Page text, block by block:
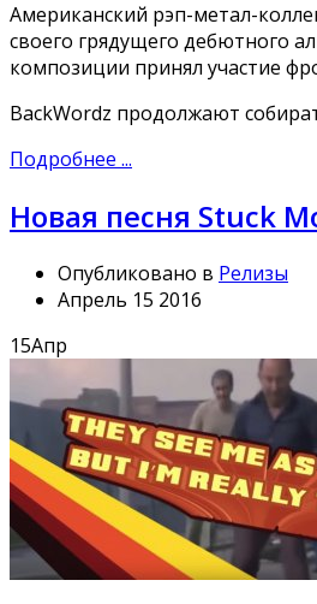
Американский рэп-метал-
своего грядущего дебютного
композиции принял участие
BackWordz продолжают
Подробнее ...
Новая песня Stuck
Опубликовано в Релизы
Апрель 15 2016
15Апр